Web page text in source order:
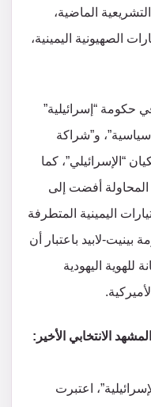
الماضية،
الصهيونية اليمينية،
حكومة “إسرائيلية”
و”شراكة
“الإسرائيلي”، كما
المحاولة أفضت إلى
اليمينية المتطرفة
لابيد باعتبار أن
للهوية اليهودية
الانتخابي الأخير:
اعتبرت